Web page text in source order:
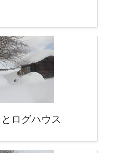
ログハウス